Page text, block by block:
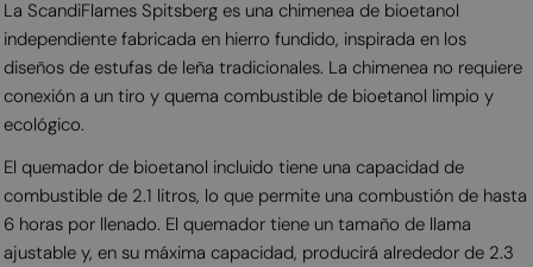
La ScandiFlames Spitsberg es una chimenea de bioetanol
independiente fabricada en hierro fundido, inspirada en los
diseños de estufas de leña tradicionales. La chimenea no requiere
conexión a un tiro y quema combustible de bioetanol limpio y
ecológico.
El quemador de bioetanol incluido tiene una capacidad de
combustible de 2.1 litros, lo que permite una combustión de hasta
6 horas por llenado. El quemador tiene un tamaño de llama
ajustable y, en su máxima capacidad, producirá alrededor de 2.3